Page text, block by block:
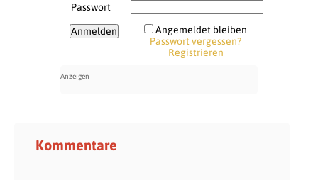
Passwort
Angemeldet bleiben
Passwort vergessen?
Registrieren
Kommentare